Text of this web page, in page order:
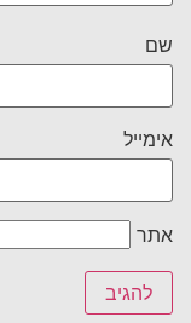
שם
אימייל
אתר